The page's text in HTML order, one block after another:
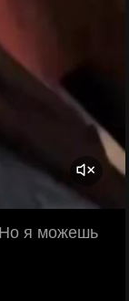
я можешь